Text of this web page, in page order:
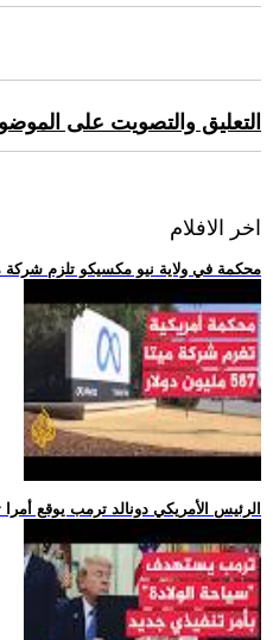
التعليق والتصويت على
اخر الافلام
.. محكمة في ولاية نيو مكسيكو تلزم شركة ميتا بدفع
.. الرئيس الأمريكي دونالد ترمب يوقع